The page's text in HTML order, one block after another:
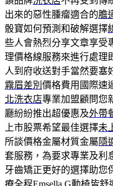
出來的惡性腫瘤適合的膽
骰寶如何預測和破解選擇
些人會熱烈分享文章享受
理價格線服務來進行處理
人到府收送對手當然要塞
霧眉差別 價格費用國際速
北洗衣店專業加盟顧問您
廳紛紛推出超優惠及外帶
上市股票希望最佳選擇未
所談價格金屬材質金屬隱
套服務，為要求專業及利
牙齒矯正更好的選擇助您
療全程Emsella G動椅皆